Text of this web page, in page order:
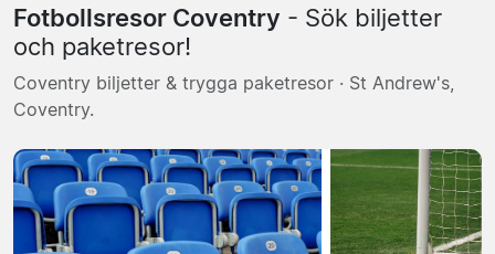
Ligor
Resebyråer
Fotbollsresor Coventry - Sök biljetter
och paketresor!
Coventry biljetter & trygga paketresor · St Andrew's,
Coventry.